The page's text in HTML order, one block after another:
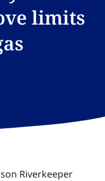
limits